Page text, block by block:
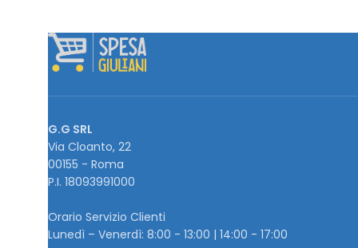
G.G SRL
Via Cloanto, 22
00155 - Roma
P.I. ‭18093991000
Orario Servizio Clienti
Lunedì – Venerdì: 8:00 - 13:00 | 14:00 - 17:00